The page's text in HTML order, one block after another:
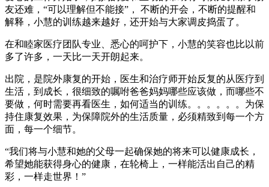
友还难，“可以理解但不能接”， 不断的开会，不断的提醒和
解释，小慧的训练越来越好，还开始与大家调皮捣蛋了。
在和睦家医疗团队专业、悉心的呵护下，小慧的笑容也比以前
多了许多，一天比一天开朗起来。
出院，是院外康复的开始，医生和治疗师开始反复的从医疗到
生活，到成长，很细致的嘱咐爸爸妈妈哪些应该做，而哪些不
要做，何时需要再看医生，如何适当的训练。。。。。。为保
持住康复效果，为保障院外的生活质量，必须精致到每一个方
面，每一个细节。
“我们将与小慧和她的父母一起确保她的将来可以健康成长，
希望她能获得身心的健康，在轮椅上，一样能活出自己的精
彩，一样走世界！”